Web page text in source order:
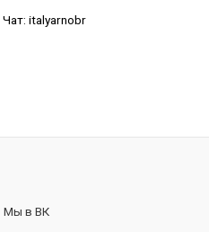
Чат: italyarnobr
Мы в ВК